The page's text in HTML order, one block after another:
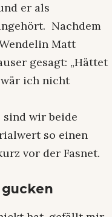
er als
Nachdem
Matt
gesagt: „Hättet
ich nicht
sind wir beide
so einen
vor der Fasnet.